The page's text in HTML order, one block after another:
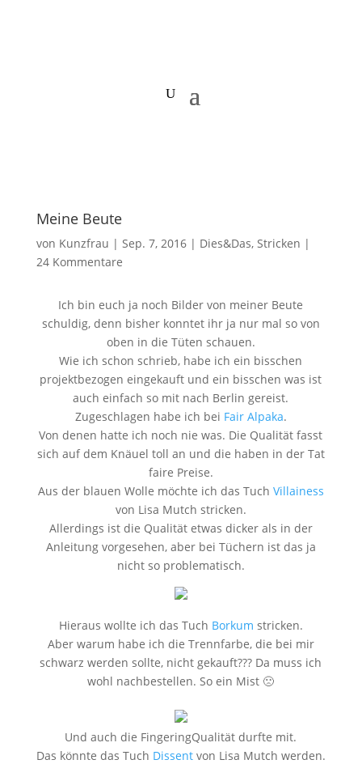
Meine Beute
von Kunzfrau | Sep. 7, 2016| Dies&Das, Stricken |
24 Kommentare
Ich bin euch ja noch Bilder von meiner Beute
schuldig, denn bisher konntet ihr ja nur mal so von
oben in die Tüten schauen.
Wie ich schon schrieb, habe ich ein bisschen
projektbezogen eingekauft und ein bisschen was ist
auch einfach so mit nach Berlin gereist.
Zugeschlagen habe ich bei Fair Alpaka.
Von denen hatte ich noch nie was. Die Qualität fasst
sich auf dem Knäuel toll an und die haben in der Tat
faire Preise.
Aus der blauen Wolle möchte ich das Tuch Villainess
von Lisa Mutch stricken.
Allerdings ist die Qualität etwas dicker als in der
Anleitung vorgesehen, aber bei Tüchern ist das ja
nicht so problematisch.
Hieraus wollte ich das Tuch Borkum stricken.
Aber warum habe ich die Trennfarbe, die bei mir
schwarz werden sollte, nicht gekauft??? Da muss ich
wohl nachbestellen. So ein Mist 🙁
Und auch die FingeringQualität durfte mit.
Das könnte das Tuch Dissent von Lisa Mutch werden.